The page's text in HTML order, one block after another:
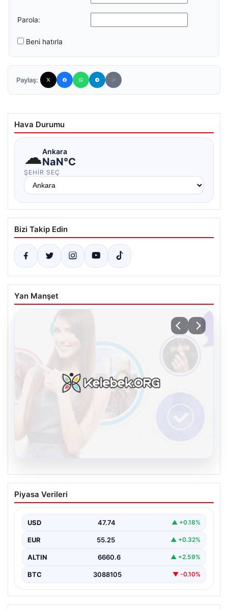
Parola:
Beni hatırla
Paylaş:
Hava Durumu
☁Ankara
NaN°C
ŞEHIR SEÇ
Bizi Takip Edin
Yan Manşet
Kelebek sohbet platformu İle Sanal
İletişimin Sertifikalı Adresi Ve
İnternet çağında insanların seviyeli bir şekilde bağlantı
olarak…
Piyasa Verileri
USD 47.74 ▲ +0.18%
EUR 55.25 ▲ +0.32%
ALTIN 6660.6 ▲ +2.59%
BTC 3088105 ▼ -0.10%